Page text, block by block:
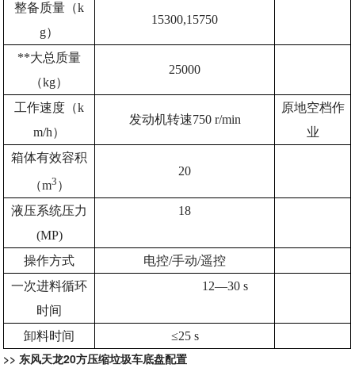
整备质量（k
g）
15300,15750
**大总质量
（kg）
25000
工作速度（k
m/h）
发动机转速750 r/min
原地空档作
业
箱体有效容积
（m3 ）
20
液压系统压力
(MP)
18
操作方式
电控/手动/遥控
一次进料循环
时间
12—30 s
卸料时间 ≤25 s
>> 东风天龙20方压缩垃圾车底盘配置